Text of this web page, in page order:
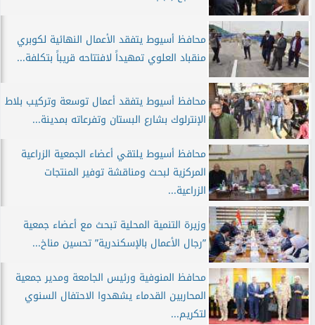
محافظ أسيوط يتفقد الأعمال النهائية لكوبري
منقباد العلوي تمهيداً لافتتاحه قريباً بتكلفة...
محافظ أسيوط يتفقد أعمال توسعة وتركيب بلاط
الإنترلوك بشارع البستان وتفرعاته بمدينة...
محافظ أسيوط يلتقي أعضاء الجمعية الزراعية
المركزية لبحث ومناقشة توفير المنتجات
الزراعية...
وزيرة التنمية المحلية تبحث مع أعضاء جمعية
”رجال الأعمال بالإسكندرية” تحسين مناخ...
محافظ المنوفية ورئيس الجامعة ومدير جمعية
المحاربين القدماء يشهدوا الاحتفال السنوي
لتكريم...